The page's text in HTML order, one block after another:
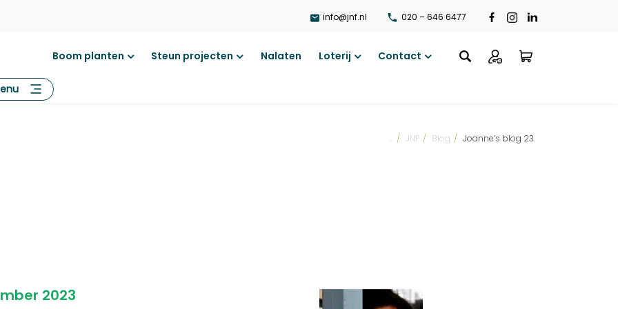
info@jnf.nl 020 – 646 6477
Boom planten Steun projecten Nalaten Loterij Contact
/ JNF / Blog / Joanne’s blog 23
2023